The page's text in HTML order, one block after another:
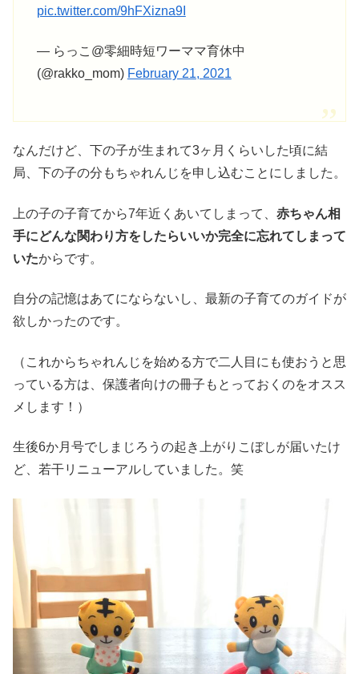
pic.twitter.com/9hFXizna9I
— らっこ@零細時短ワーママ育休中
(@rakko_mom) February 21, 2021
なんだけど、下の子が生まれて3ヶ月くらいした頃に結
局、下の子の分もちゃれんじを申し込むことにしました。
上の子の子育てから7年近くあいてしまって、 赤ちゃん相
手にどんな関わり方をしたらいいか完全に忘れてしまって
いたからです。
自分の記憶はあてにならないし、最新の子育てのガイドが
欲しかったのです。
（これからちゃれんじを始める方で二人目にも使おうと思
っている方は、保護者向けの冊子もとっておくのをオスス
メします！）
生後6か月号でしまじろうの起き上がりこぼしが届いたけ
ど、若干リニューアルしていました。笑